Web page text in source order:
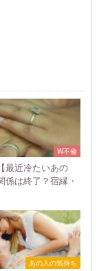
W不倫
最近冷たいあの
係は終了？宿縁・
あの人の気持ち